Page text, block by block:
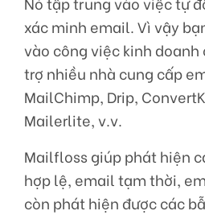
xác minh email. Vì vậy
vào công việc kinh doanh
trợ nhiều nhà cung cấp
MailChimp, Drip,
Mailerlite, v.v.
Mailfloss giúp phát hiện
hợp lệ, email tạm thời,
còn phát hiện được các